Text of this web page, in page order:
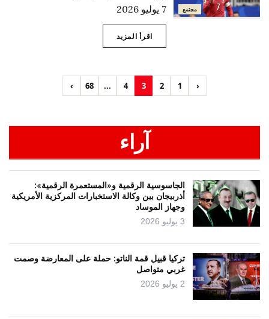
مجتمع 7 يوليو 2026
اقرأ المزيد
‹
1
2
3
4
...
68
›
آراء
الجاسوسية الرقمية و«المستعمرة الرقمية»:
أذربيجان بين وكالة الاستخبارات المركزية الأمريكية
وجهاز الموساد
3 يوليو 2026
تركيا قبيل قمة الناتو: حملة على المعارضة وصمت
غربي متواصل
2 يوليو 2026